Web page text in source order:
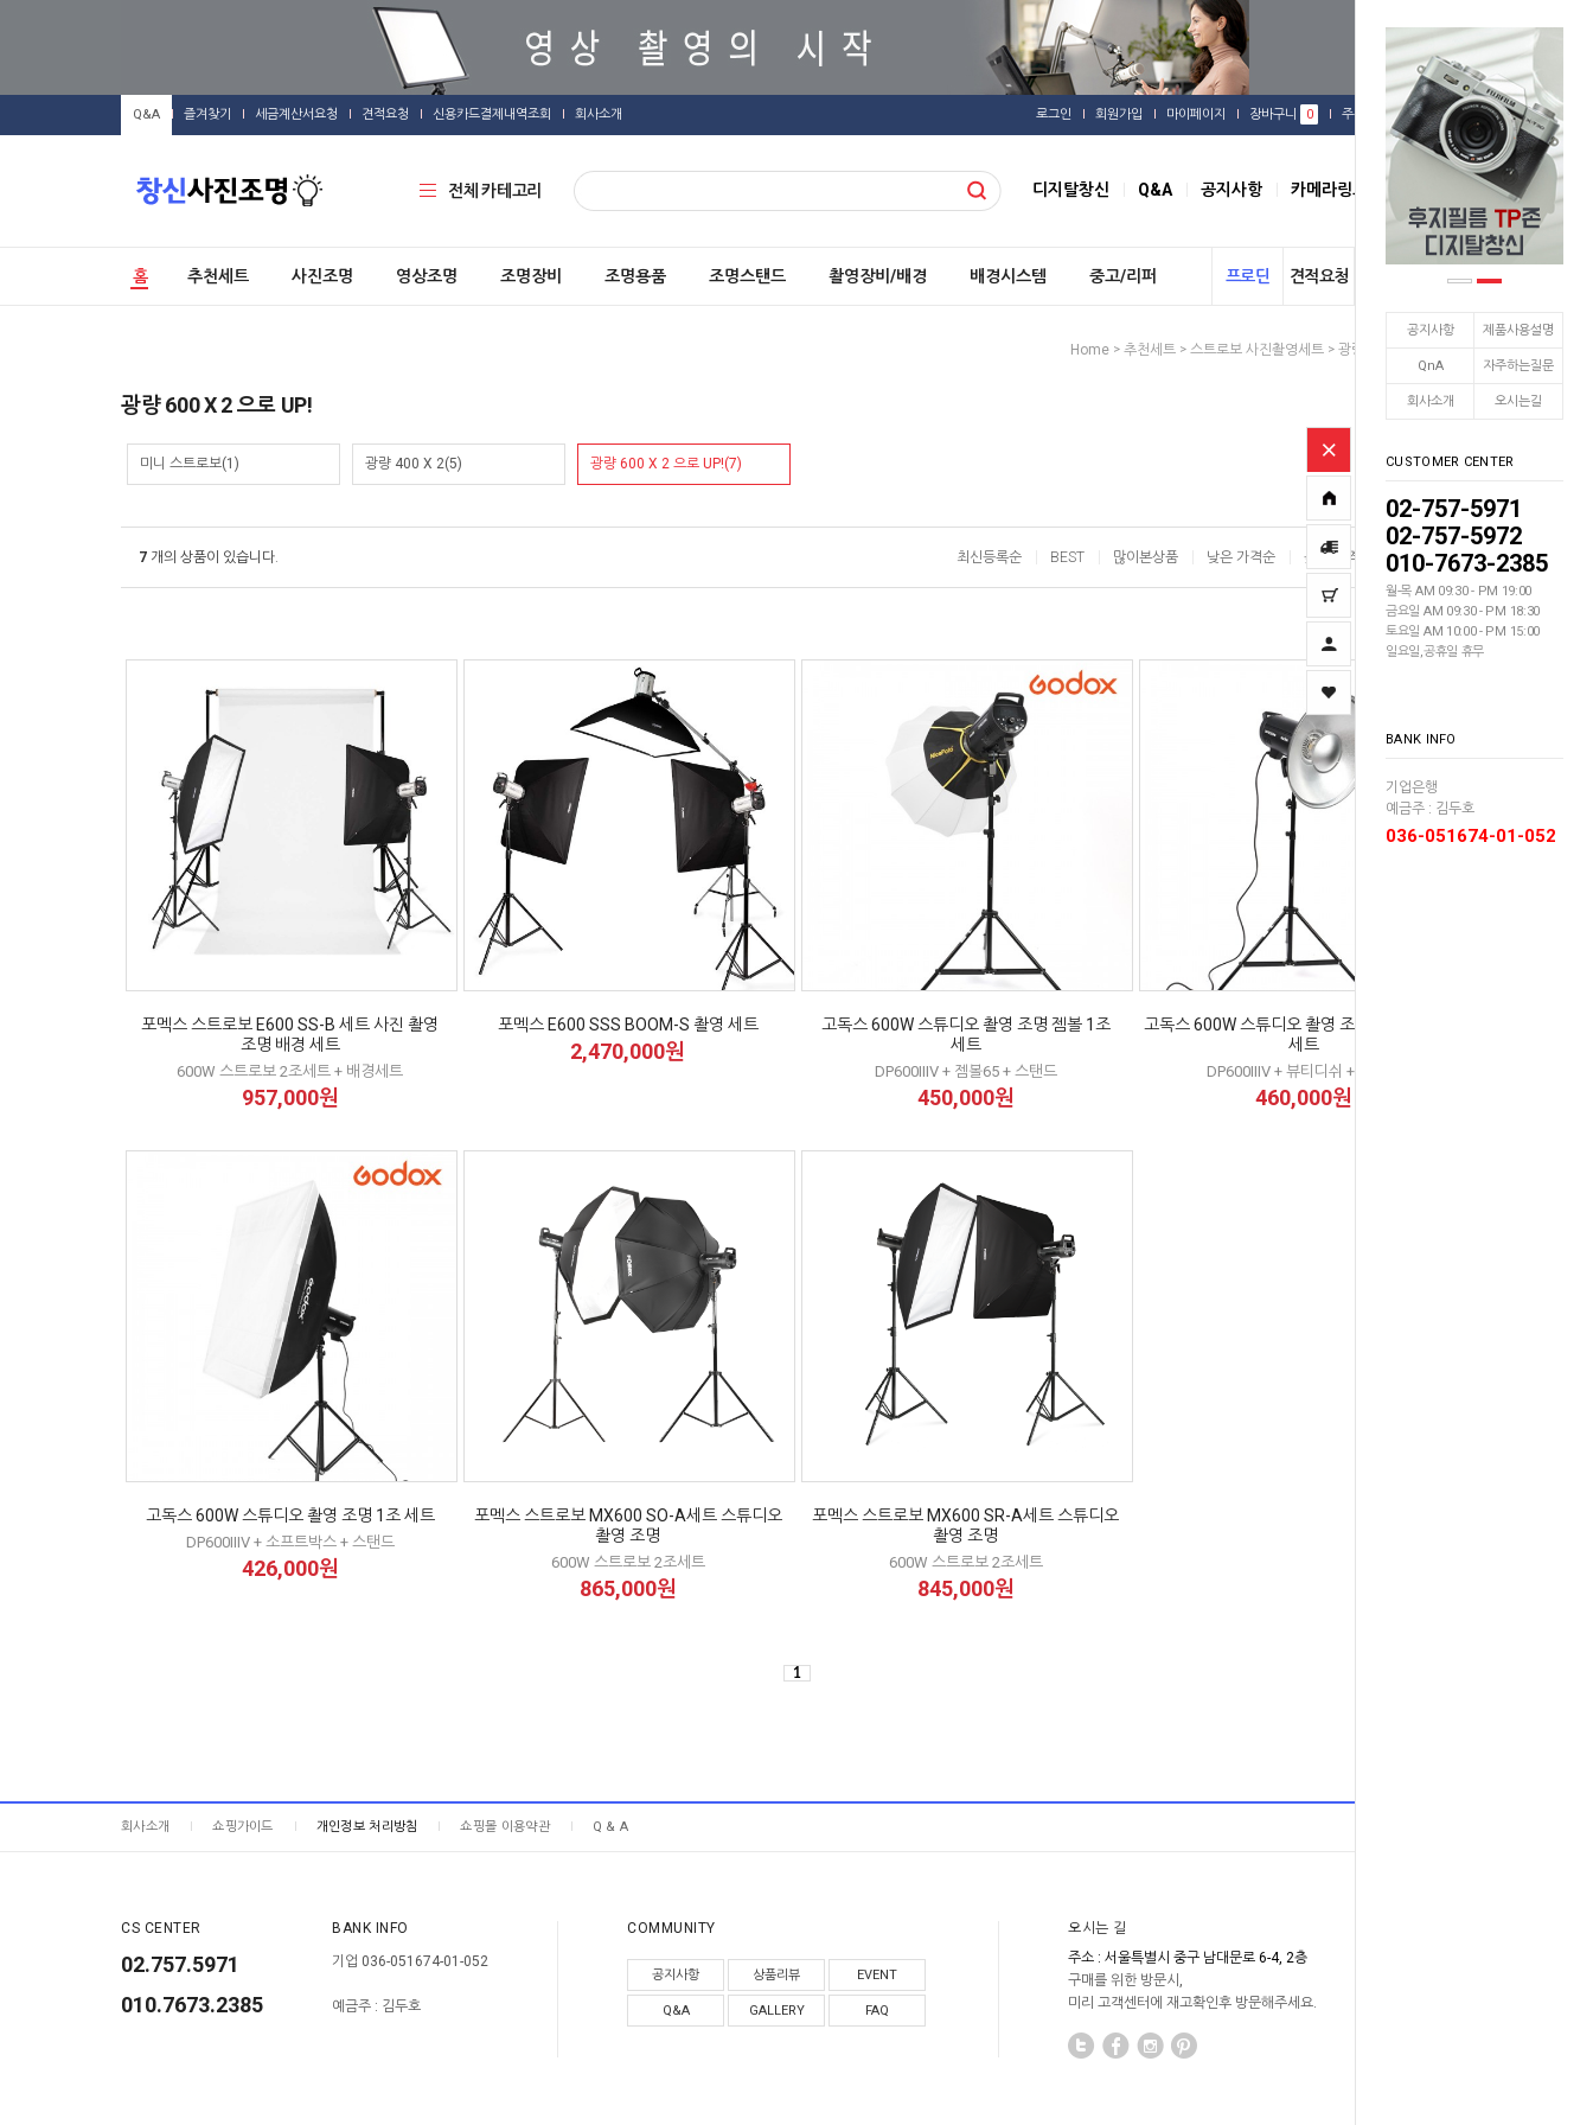
공지사항 제품사용설명
QnA 자주하는질문
회사소개 오시는길
CUSTOMER CENTER
02-757-5971
02-757-5972
010-7673-2385
월-목 AM 09:30 - PM 19:00
금요일 AM 09:30 - PM 18:30
토요일 AM 10:00 - PM 15:00
일요일,공휴일 휴무
BANK INFO
기업은행
예금주 : 김두호
036-051674-01-052
Q&A 즐겨찾기 세금계산서요청 견적요청 신용카드결제내역조회 회사소개 로그인 회원가입 마이페이지 장바구니 0 주문배송 관심상품
전체 카테고리 디지탈창신 Q&A 공지사항 카메라링크
홈 추천세트 사진조명 영상조명 조명장비 조명용품 조명스탠드 촬영장비/배경 배경시스템 중고/리퍼 프로딘 견적요청
Home > 추천세트 > 스트로보 사진촬영세트 > 광량 600 X 2 으로 UP!
광량 600 X 2 으로 UP!
미니 스트로보(1) 광량 400 X 2(5) 광량 600 X 2 으로 UP!(7)
7 개의 상품이 있습니다. 최신등록순 BEST 많이본상품 낮은 가격순 높은 가격순 이름순
포멕스 스트로보 E600 SS-B 세트 사진 촬영
조명 배경 세트
600W 스트로보 2조세트 + 배경세트
957,000원
포멕스 E600 SSS BOOM-S 촬영 세트
2,470,000원
고독스 600W 스튜디오 촬영 조명 젬볼 1조
세트
DP600IIIV + 젬볼65 + 스탠드
450,000원
고독스 600W 스튜디오 촬영 조명 뷰티디쉬 1조
세트
DP600IIIV + 뷰티디쉬 + 스탠드
460,000원
고독스 600W 스튜디오 촬영 조명 1조 세트
DP600IIIV + 소프트박스 + 스탠드
426,000원
포멕스 스트로보 MX600 SO-A세트 스튜디오
촬영 조명
600W 스트로보 2조세트
865,000원
포멕스 스트로보 MX600 SR-A세트 스튜디오
촬영 조명
600W 스트로보 2조세트
845,000원
1
회사소개 쇼핑가이드 개인정보 처리방침 쇼핑몰 이용약관 Q & A
CS CENTER
02.757.5971
010.7673.2385
BANK INFO
기업 036-051674-01-052
예금주 : 김두호
COMMUNITY
공지사항 상품리뷰 EVENT
Q&A GALLERY FAQ
오시는 길
주소 : 서울특별시 중구 남대문로 6-4, 2층
구매를 위한 방문시,
미리 고객센터에 재고확인후 방문해주세요.